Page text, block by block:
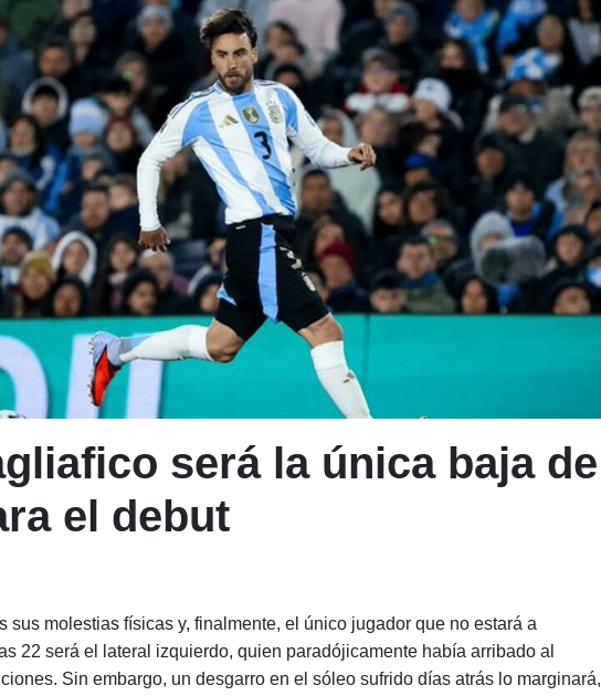
será la única baja de
el debut
sus molestias físicas y, finalmente, el único jugador que no estará a
22 será el lateral izquierdo, quien paradójicamente había arribado al
Sin embargo, un desgarro en el sóleo sufrido días atrás lo marginará,